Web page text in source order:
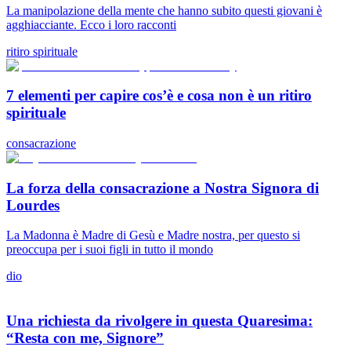
La manipolazione della mente che hanno subito questi giovani è
agghiacciante. Ecco i loro racconti
ritiro spirituale
7 elementi per capire cos’è e cosa non è un ritiro
spirituale
consacrazione
La forza della consacrazione a Nostra Signora di
Lourdes
La Madonna è Madre di Gesù e Madre nostra, per questo si
preoccupa per i suoi figli in tutto il mondo
dio
Una richiesta da rivolgere in questa Quaresima:
“Resta con me, Signore”